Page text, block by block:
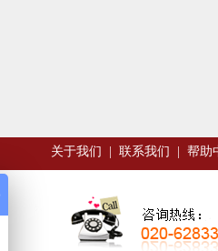
关于我们 联系我们 帮助